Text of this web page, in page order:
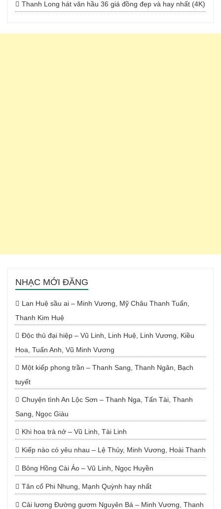
Thanh Long hát văn hầu 36 giá đồng đẹp và hay nhất (4K)
NHẠC MỚI ĐĂNG
Lan Huệ sầu ai – Minh Vương, Mỹ Châu Thanh Tuấn,
Thanh Kim Huệ
Độc thủ đại hiệp – Vũ Linh, Linh Huệ, Linh Vương, Kiều
Hoa, Tuấn Anh, Vũ Minh Vương
Một kiếp phong trần – Thanh Sang, Thanh Ngân, Bạch
tuyết
Chuyện tình An Lộc Sơn – Thanh Nga, Tấn Tài, Thanh
Sang, Ngọc Giàu
Khi hoa trà nở – Vũ Linh, Tài Linh
Kiếp nào có yêu nhau – Lệ Thủy, Minh Vương, Hoài Thanh
Bông Hồng Cài Áo – Vũ Linh, Ngọc Huyền
Tân cổ Phi Nhung, Mạnh Quỳnh hay nhất
Cải lương Đường gươm Nguyên Bá – Minh Vương, Thanh